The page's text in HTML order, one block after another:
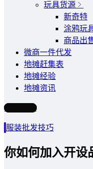
玩具货源
新奇特
涂鸦玩
商品出
微商一件代发
地摊赶集表
地摊经验
地摊资讯
写文章
服装批发技巧
你如何加入开设